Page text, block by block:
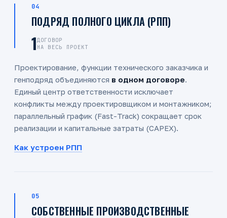
04
ПОДРЯД ПОЛНОГО ЦИКЛА (РПП)
1ДОГОВОР
НА ВЕСЬ ПРОЕКТ
Проектирование, функции технического заказчика и
генподряд объединяются в одном договоре.
Единый центр ответственности исключает
конфликты между проектировщиком и монтажником;
параллельный график (Fast-Track) сокращает срок
реализации и капитальные затраты (CAPEX).
Как устроен РПП
05
СОБСТВЕННЫЕ ПРОИЗВОДСТВЕННЫЕ